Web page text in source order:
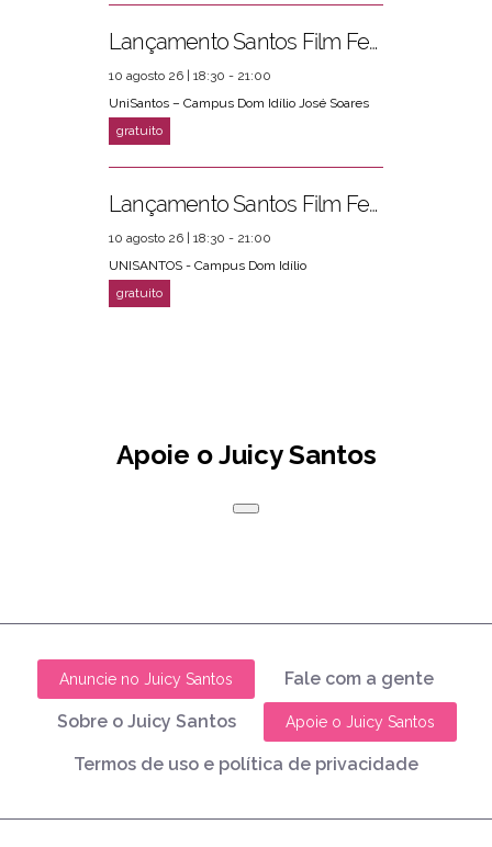
Lançamento Santos Film Fest
10 agosto 26 | 18:30 - 21:00
UniSantos – Campus Dom Idílio José Soares
Lançamento Santos Film Fest
10 agosto 26 | 18:30 - 21:00
UNISANTOS - Campus Dom Idílio
Apoie o Juicy Santos
Anuncie no Juicy Santos Fale com a gente
Sobre o Juicy Santos Apoie o Juicy Santos
Termos de uso e política de privacidade